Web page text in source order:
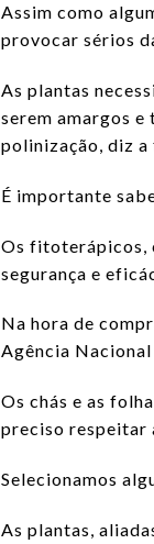
Assim como
provocar sérios
As plantas
serem amargos e
polinização, diz
É importante
Os fitoterápicos,
segurança e
Na hora de
Agência
Os chás e as
preciso respeitar
Selecionamos
As plantas,